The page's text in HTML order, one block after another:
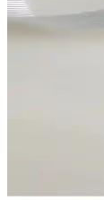
Genel
Mermer